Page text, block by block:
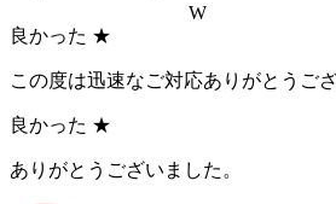
W
良かった ★
この度は迅速なご対応ありがとうご
良かった ★
ありがとうございました。